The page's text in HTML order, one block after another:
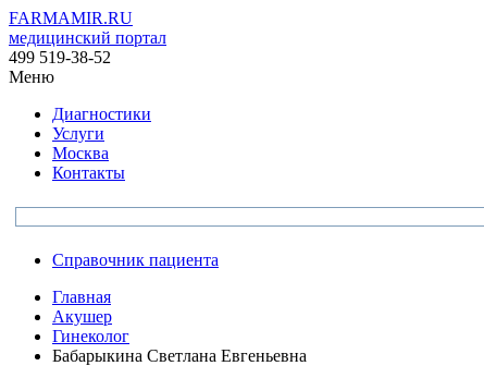
FARMAMIR.RU
медицинский портал
499 519-38-52
Меню
Диагностики
Услуги
Москва
Контакты
Справочник пациента
Главная
Акушер
Гинеколог
Бабарыкина Светлана Евгеньевна